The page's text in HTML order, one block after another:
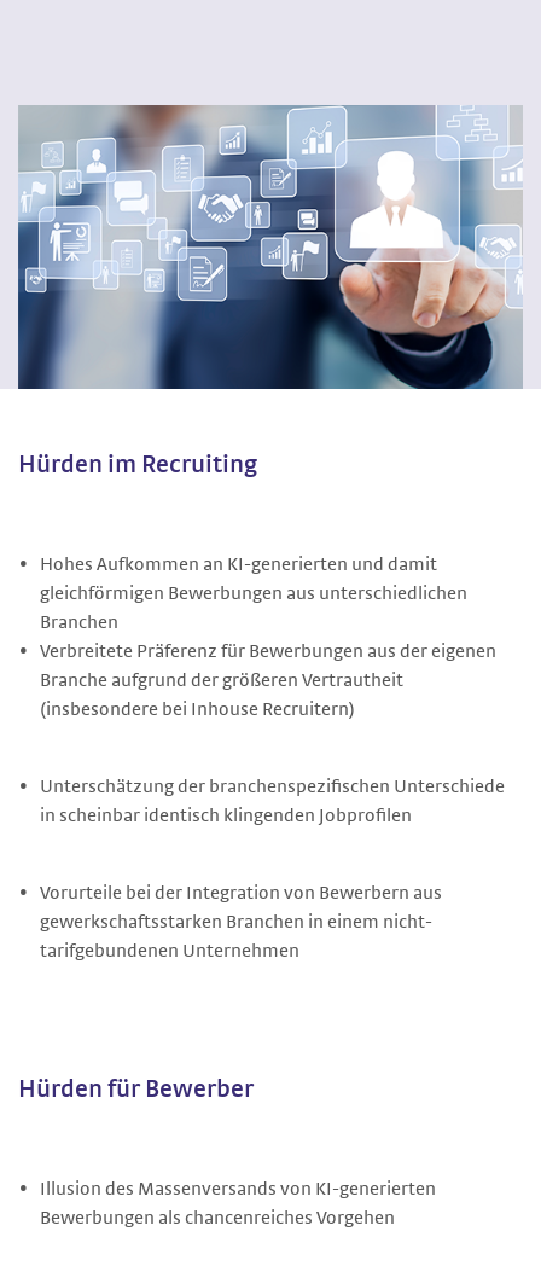
Hürden im Recruiting
Hohes Aufkommen an KI-generierten und damit
gleichförmigen Bewerbungen aus unterschiedlichen
Branchen
Verbreitete Präferenz für Bewerbungen aus der eigenen
Branche aufgrund der größeren Vertrautheit
(insbesondere bei Inhouse Recruitern)
Unterschätzung der branchenspezifischen Unterschiede
in scheinbar identisch klingenden Jobprofilen
Vorurteile bei der Integration von Bewerbern aus
gewerkschaftsstarken Branchen in einem nicht-
tarifgebundenen Unternehmen
Hürden für Bewerber
Illusion des Massenversands von KI-generierten
Bewerbungen als chancenreiches Vorgehen